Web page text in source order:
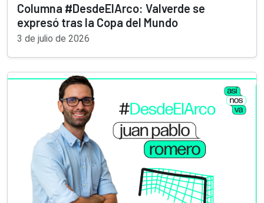
Columna #DesdeElArco: Valverde se
expresó tras la Copa del Mundo
3 de julio de 2026